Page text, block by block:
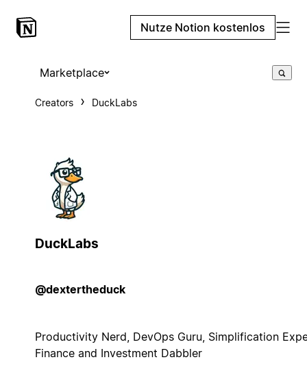
Nutze Notion kostenlos
Marketplace
Creators DuckLabs
DuckLabs
@dextertheduck
Productivity Nerd, DevOps Guru, Simplification
Finance and Investment Dabbler